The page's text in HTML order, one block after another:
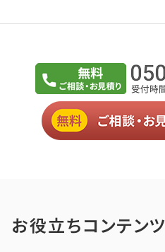
お役立ちコンテンツ